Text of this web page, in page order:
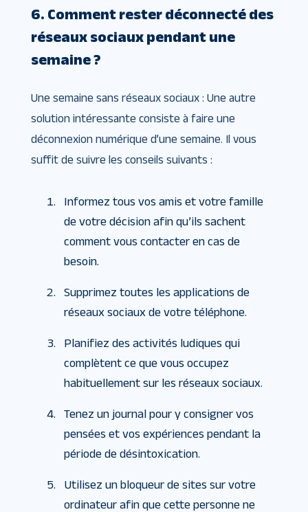
6. Comment rester déconnecté des
réseaux sociaux pendant une
semaine ?
Une semaine sans réseaux sociaux : Une autre
solution intéressante consiste à faire une
déconnexion numérique d’une semaine. Il vous
suffit de suivre les conseils suivants :
Informez tous vos amis et votre famille
de votre décision afin qu’ils sachent
comment vous contacter en cas de
besoin.
Supprimez toutes les applications de
réseaux sociaux de votre téléphone.
Planifiez des activités ludiques qui
complètent ce que vous occupez
habituellement sur les réseaux sociaux.
Tenez un journal pour y consigner vos
pensées et vos expériences pendant la
période de désintoxication.
Utilisez un bloqueur de sites sur votre
ordinateur afin que cette personne ne